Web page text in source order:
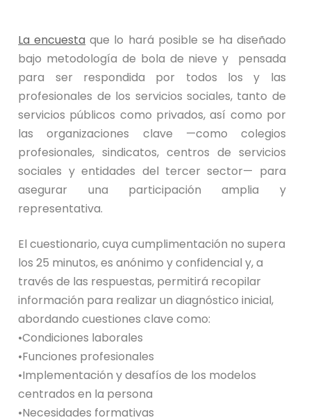
La encuesta que lo hará posible se ha diseñado
bajo metodología de bola de nieve y pensada
para ser respondida por todos los y las
profesionales de los servicios sociales, tanto de
servicios públicos como privados, así como por
las organizaciones clave —como colegios
profesionales, sindicatos, centros de servicios
sociales y entidades del tercer sector— para
asegurar una participación amplia y
representativa.
El cuestionario, cuya cumplimentación no supera
los 25 minutos, es anónimo y confidencial y, a
través de las respuestas, permitirá recopilar
información para realizar un diagnóstico inicial,
abordando cuestiones clave como:
•Condiciones laborales
•Funciones profesionales
•Implementación y desafíos de los modelos
centrados en la persona
•Necesidades formativas